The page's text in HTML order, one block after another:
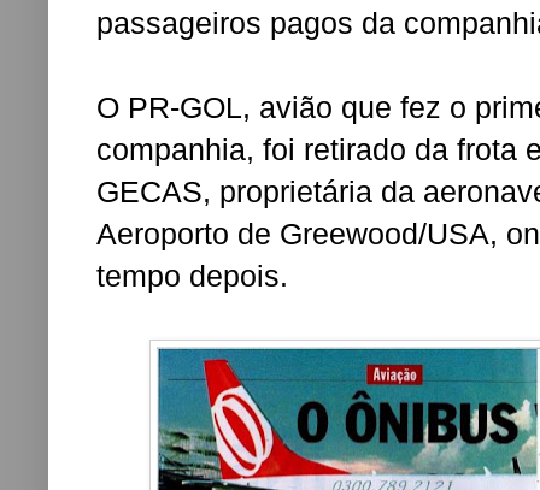
passageiros pagos da
O PR-GOL, avião que fez o
companhia, foi retirado da frota
GECAS, proprietária da
Aeroporto de Greewood/USA,
tempo depois.